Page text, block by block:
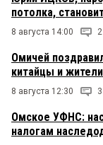
потолка,
8 августа 14:00 2
Омичей
китайцы и
8 августа 12:30 3
Омское УФНС:
налогам